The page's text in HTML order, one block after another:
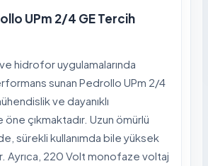
UPm 2/4 GE Tercih
hidrofor uygulamalarında
sunan Pedrollo UPm 2/4
ve dayanıklı
çıkmaktadır. Uzun ömürlü
sürekli kullanımda bile yüksek
Ayrıca, 220 Volt monofaze voltaj